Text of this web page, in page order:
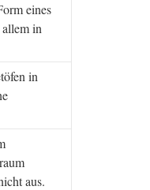
eines
in
in
aus.